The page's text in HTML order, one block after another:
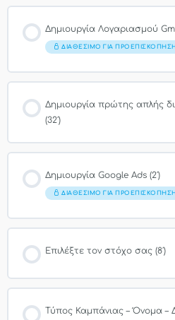
Δημιουργία Λογαριασμού
ΔΙΑΘΈΣΙΜΟ ΓΙΑ ΠΡΟΕΠΙΣΚΌΠΗΣΗ
Δημιουργία πρώτης απλής
(32′)
Δημιουργία Google Ads (2′)
ΔΙΑΘΈΣΙΜΟ ΓΙΑ
Επιλέξτε τον στόχο σας (8′)
Τύπος Καμπάνιας – Όνομα –